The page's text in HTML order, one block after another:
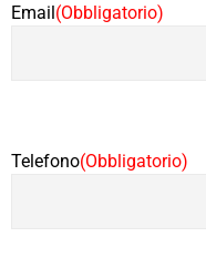
Email(Obbligatorio)
Telefono(Obbligatorio)